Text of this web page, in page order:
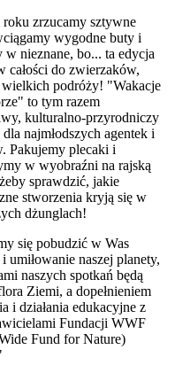
zrzucamy sztywne
wygodne buty i
w nieznane, bo... ta edycja
całości do zwierzaków,
podróży! "Wakacje
to tym razem
kulturalno-przyrodniczy
najmłodszych agentek i
Pakujemy plecaki i
w wyobraźni na rajską
sprawdzić, jakie
stworzenia kryją się w
dżunglach!
się pobudzić w Was
umiłowanie naszej planety,
naszych spotkań będą
Ziemi, a dopełnieniem
i działania edukacyjne z
Fundacji WWF
Fund for Nature)